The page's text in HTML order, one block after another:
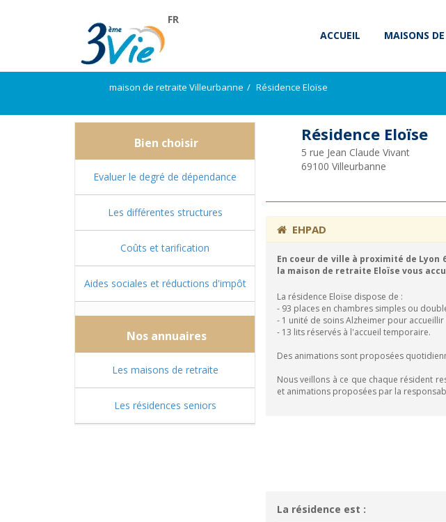
FR
ACCUEIL
MAISONS
maison de retraite Villeurbanne Résidence Eloïse
Bien choisir
Evaluer le degré de dépendance
Les différentes structures
Coûts et tarification
Aides sociales et réductions d'impôt
Nos annuaires
Les maisons de retraite
Les résidences seniors
Résidence Eloïse
5 rue Jean Claude Vivant
69100 Villeurbanne
EHPAD
En coeur de ville à proximité de
la maison de retraite Eloïse vous
La résidence Eloïse dispose de :
- 93 places en chambres simples ou
- 1 unité de soins Alzheimer pour
- 13 lits réservés à l'accueil temporaire.
Des animations sont proposées
Nous veillons à ce que chaque résident
et animations proposées par la
La résidence est :